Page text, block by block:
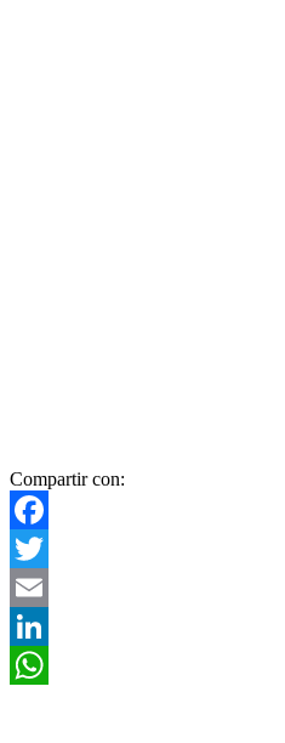
Compartir con:
Facebook
Twitter
Email
LinkedIn